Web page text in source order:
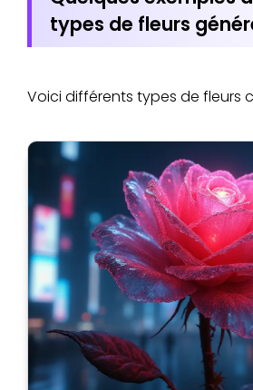
types de fleurs
Voici différents types de fleurs